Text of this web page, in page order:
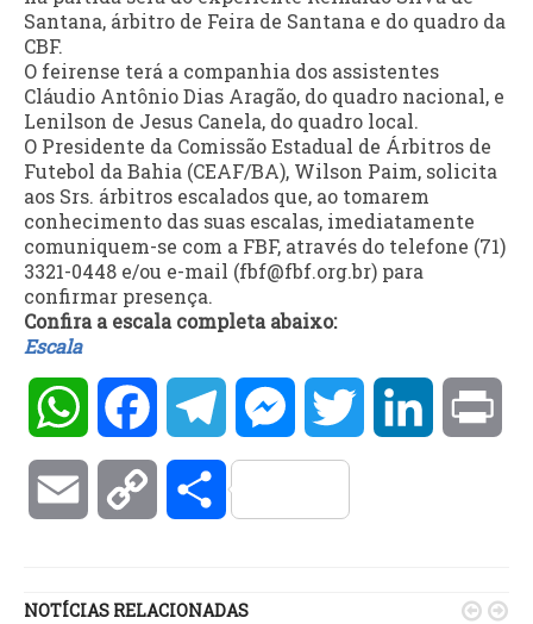
Santana, árbitro de Feira de Santana e do quadro da
CBF.
O feirense terá a companhia dos assistentes
Cláudio Antônio Dias Aragão, do quadro nacional, e
Lenilson de Jesus Canela, do quadro local.
O Presidente da Comissão Estadual de Árbitros de
Futebol da Bahia (CEAF/BA), Wilson Paim, solicita
aos Srs. árbitros escalados que, ao tomarem
conhecimento das suas escalas, imediatamente
comuniquem-se com a FBF, através do telefone (71)
3321-0448 e/ou e-mail (fbf@fbf.org.br) para
confirmar presença.
Confira a escala completa abaixo:
Escala
WhatsAppFacebookTelegramMessengerTwitter LinkedIn
Email Copy Compartilhar
NOTÍCIAS RELACIONADAS  